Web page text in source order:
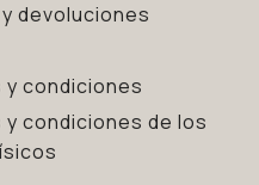
devoluciones
condiciones
condiciones de los